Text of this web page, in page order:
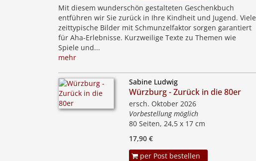
Mit diesem wunderschön gestalteten Geschenkbuch
entführen wir Sie zurück in Ihre Kindheit und Jugend. Viele
zeittypische Bilder mit Schmunzelfaktor sorgen garantiert
für Aha-Erlebnisse. Kurzweilige Texte zu Themen wie
Spiele und...
mehr
Sabine Ludwig
Würzburg - Zurück in die 80er
ersch. Oktober 2026
Vorbestellung möglich
80 Seiten, 24,5 x 17 cm
17,90 €
per Post bestellen